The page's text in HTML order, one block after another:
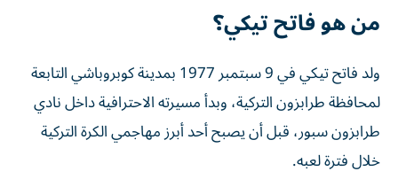
من هو فاتح تيكي؟
ولد فاتح تيكي في 9 سبتمبر 1977 بمدينة كوبروباشي التابعة
لمحافظة طرابزون التركية، وبدأ مسيرته الاحترافية داخل نادي
طرابزون سبور، قبل أن يصبح أحد أبرز مهاجمي الكرة التركية
خلال فترة لعبه.